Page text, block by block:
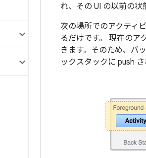
れ、その UI の以前の状
次の場所でのアクティ
るだけです。 現在のア
きます。そのため、バ
ックスタックに push